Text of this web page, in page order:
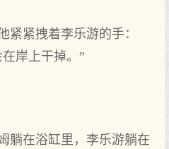
紧紧拽着李乐游的手‌：
岸上干掉。”
躺在浴缸里，李乐游躺在